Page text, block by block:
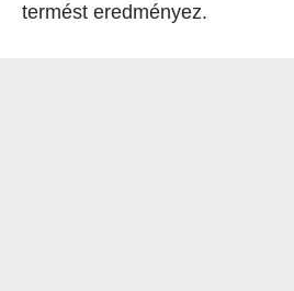
termést eredményez.